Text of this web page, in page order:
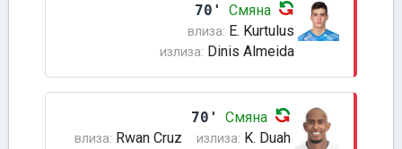
70' Смяна
влиза: E. Kurtulus
излиза: Dinis Almeida
70' Смяна
влиза: Rwan Cruz излиза: K. Duah